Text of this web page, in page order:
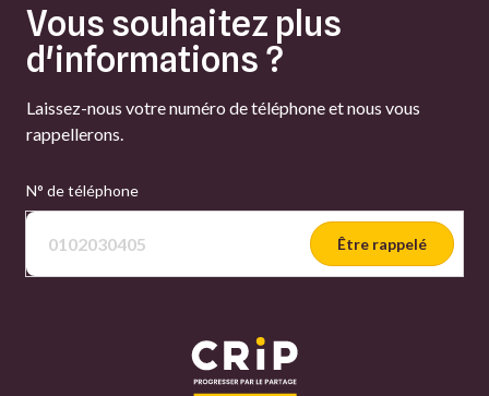
Vous souhaitez plus
d'informations ?
Laissez-nous votre numéro de téléphone et nous vous
rappellerons.
N° de téléphone
Être rappelé